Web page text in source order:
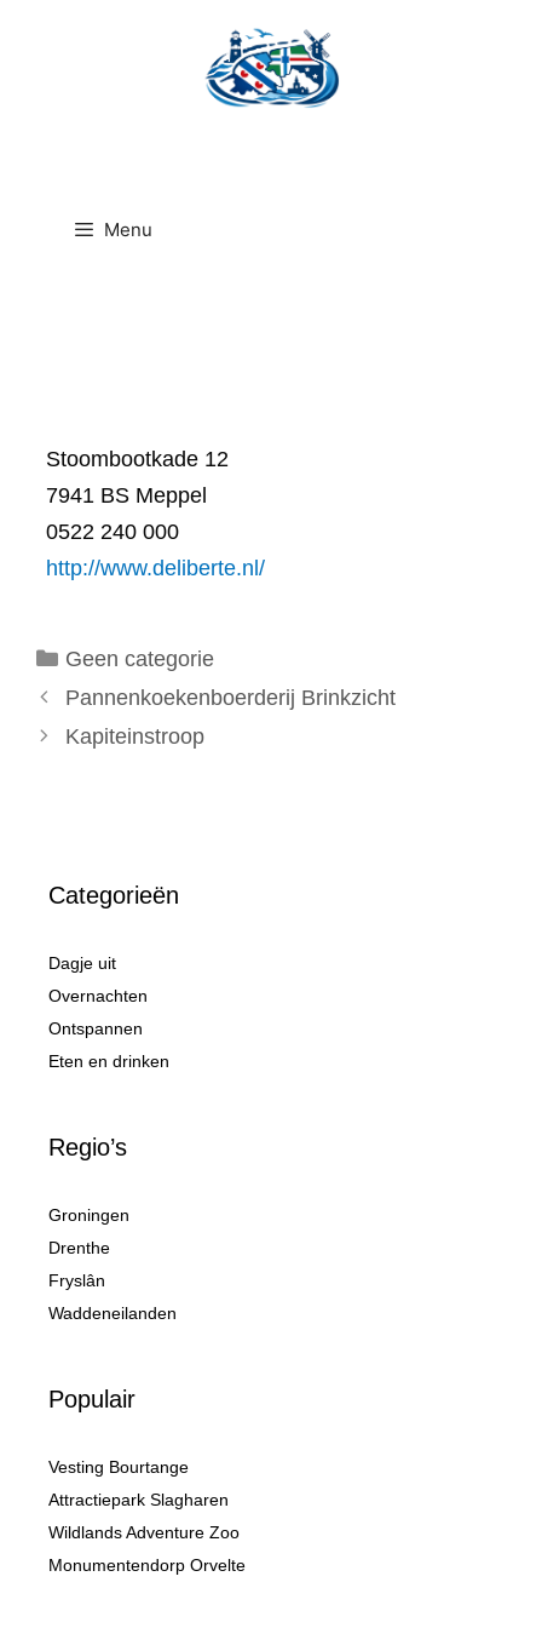
Menu
Stoombootkade 12
7941 BS Meppel
0522 240 000
http://www.deliberte.nl/
Categorieën
Geen categorie
Pannenkoekenboerderij Brinkzicht
Kapiteinstroop
Categorieën
Dagje uit
Overnachten
Ontspannen
Eten en drinken
Regio’s
Groningen
Drenthe
Fryslân
Waddeneilanden
Populair
Vesting Bourtange
Attractiepark Slagharen
Wildlands Adventure Zoo
Monumentendorp Orvelte